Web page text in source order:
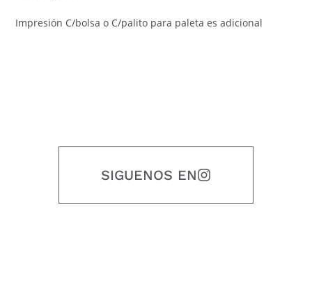
Impresión C/bolsa o C/palito para paleta es adicional
SIGUENOS EN